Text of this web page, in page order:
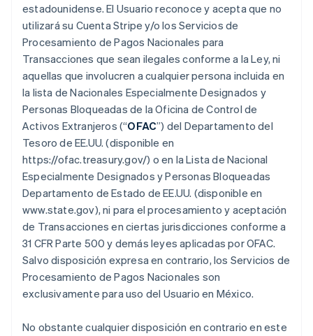
estadounidense. El Usuario reconoce y acepta que no
utilizará su Cuenta Stripe y/o los Servicios de
Procesamiento de Pagos Nacionales para
Transacciones que sean ilegales conforme a la Ley, ni
aquellas que involucren a cualquier persona incluida en
la lista de Nacionales Especialmente Designados y
Personas Bloqueadas de la Oficina de Control de
Activos Extranjeros (“OFAC”) del Departamento del
Tesoro de EE.UU. (disponible en
https://ofac.treasury.gov/) o en la Lista de Nacional
Especialmente Designados y Personas Bloqueadas
Departamento de Estado de EE.UU. (disponible en
www.state.gov), ni para el procesamiento y aceptación
de Transacciones en ciertas jurisdicciones conforme a
31 CFR Parte 500 y demás leyes aplicadas por OFAC.
Salvo disposición expresa en contrario, los Servicios de
Procesamiento de Pagos Nacionales son
exclusivamente para uso del Usuario en México.
No obstante cualquier disposición en contrario en este